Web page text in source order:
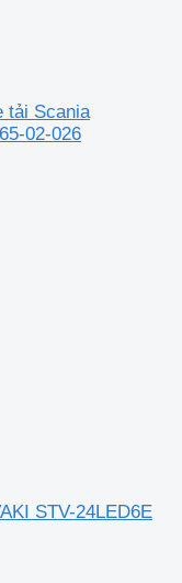
tải Scania
02-026
STV-24LED6E